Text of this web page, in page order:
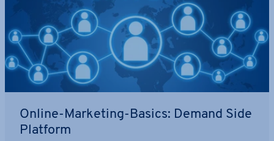
Online-Marketing-Basics: Demand Side
Platform